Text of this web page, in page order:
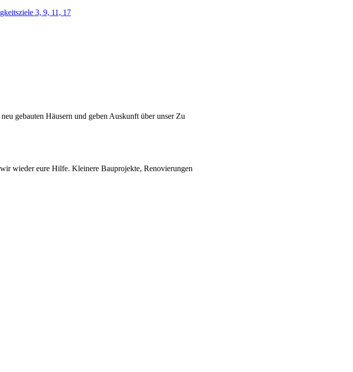
gebauten Häusern und geben Auskunft über unser Zu
wieder eure Hilfe. Kleinere Bauprojekte, Renovierungen